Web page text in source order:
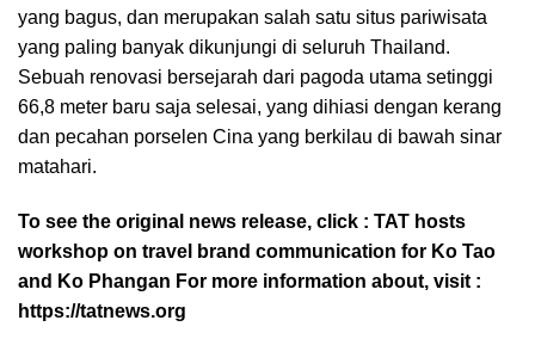
yang bagus, dan merupakan salah satu situs pariwisata
yang paling banyak dikunjungi di seluruh Thailand.
Sebuah renovasi bersejarah dari pagoda utama setinggi
66,8 meter baru saja selesai, yang dihiasi dengan kerang
dan pecahan porselen Cina yang berkilau di bawah sinar
matahari.
To see the original news release, click : TAT hosts
workshop on travel brand communication for Ko Tao
and Ko Phangan For more information about, visit :
https://tatnews.org